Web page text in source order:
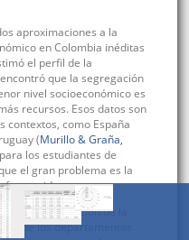
aproximaciones a la
en Colombia inéditas
el perfil de la
que la segregación
nivel socioeconómico es
recursos. Esos datos son
contextos, como España
(Murillo & Graña,
los estudiantes de
el gran problema es la
es la estimación de la
de los departamentos